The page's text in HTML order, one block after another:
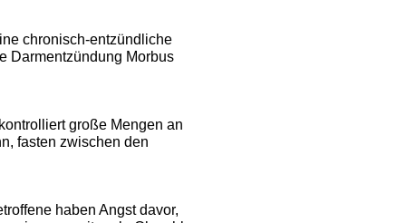
chronisch-entzündliche
Darmentzündung Morbus
große Mengen an
fasten zwischen den
haben Angst davor,